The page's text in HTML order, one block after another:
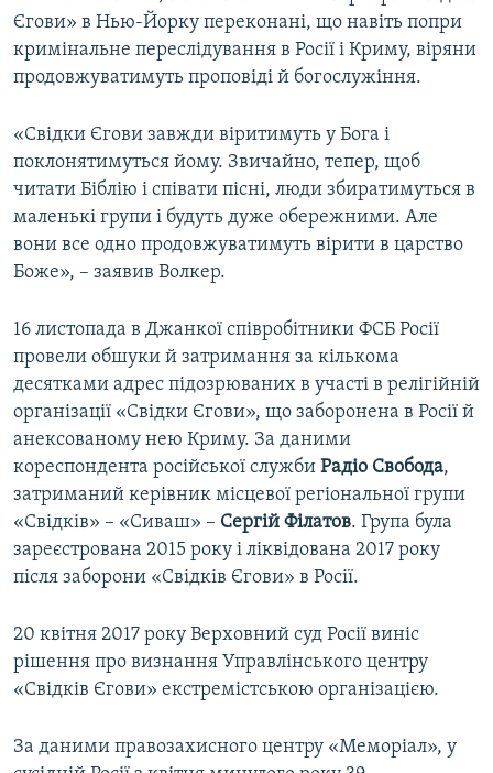
Єгови» в Нью-Йорку переконані, що навіть попри
кримінальне переслідування в Росії і Криму, віряни
продовжуватимуть проповіді й богослужіння.
«Свідки Єгови завжди віритимуть у Бога і
поклонятимуться йому. Звичайно, тепер, щоб
читати Біблію і співати пісні, люди збиратимуться в
маленькі групи і будуть дуже обережними. Але
вони все одно продовжуватимуть вірити в царство
Боже», – заявив Волкер.
16 листопада в Джанкої співробітники ФСБ Росії
провели обшуки й затримання за кількома
десятками адрес підозрюваних в участі в релігійній
організації «Свідки Єгови», що заборонена в Росії й
анексованому нею Криму. За даними
кореспондента російської служби Радіо Свобода,
затриманий керівник місцевої регіональної групи
«Свідків» – «Сиваш» – Сергій Філатов. Група була
зареєстрована 2015 року і ліквідована 2017 року
після заборони «Свідків Єгови» в Росії.
20 квітня 2017 року Верховний суд Росії виніс
рішення про визнання Управлінського центру
«Свідків Єгови» екстремістською організацією.
За даними правозахисного центру «Меморіал», у